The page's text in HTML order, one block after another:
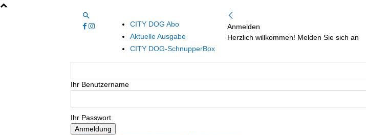
CITY DOG Abo
Aktuelle Ausgabe
CITY DOG-SchnupperBox
Anmelden
Herzlich willkommen! Melden Sie sich an
Ihr Benutzername
Ihr Passwort